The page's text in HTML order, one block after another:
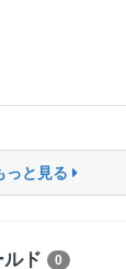
っと見る
ド 0